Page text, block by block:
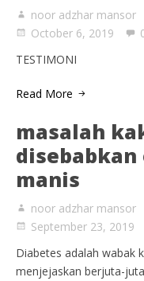
noor adzhar mansor
October 6, 2019
TESTIMONI
Read More
masalah
manis
noor adzhar mansor
September 23, 2019
Diabetes adalah wabak
menjejaskan berjuta-